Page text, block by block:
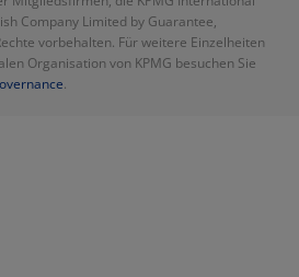
Company Limited by Guarantee,
vorbehalten. Für weitere Einzelheiten
Organisation von KPMG besuchen Sie
.